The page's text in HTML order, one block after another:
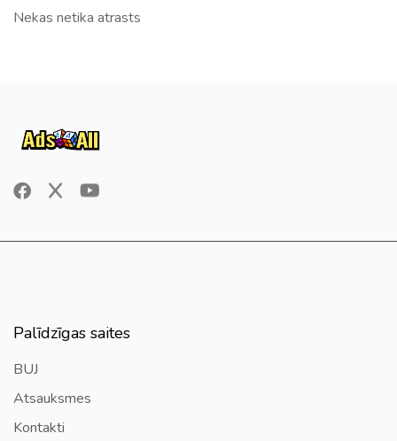
Nekas netika atrasts
Palīdzīgas saites
BUJ
Atsauksmes
Kontakti